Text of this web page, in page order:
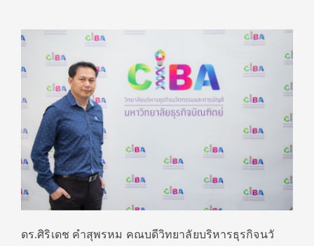
ดร.ศิริเดช คำสุพรหม คณบดีวิทยาลัยบริหารธุรกิจนวั